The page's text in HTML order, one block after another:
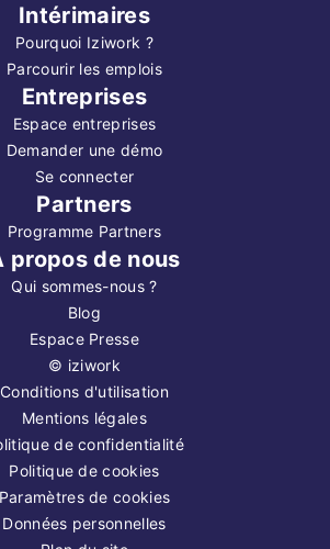
Intérimaires
Pourquoi Iziwork ?
Parcourir les emplois
Entreprises
Espace entreprises
Demander une démo
Se connecter
Partners
Programme Partners
propos de nous
Qui sommes-nous ?
Blog
Espace Presse
© iziwork
Conditions d'utilisation
Mentions légales
de confidentialité
Politique de cookies
Paramètres de cookies
Données personnelles